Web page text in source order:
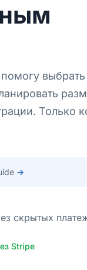
Только
→
скрытых
Stripe